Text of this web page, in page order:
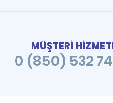
MÜŞTERİ
0 (850) 532